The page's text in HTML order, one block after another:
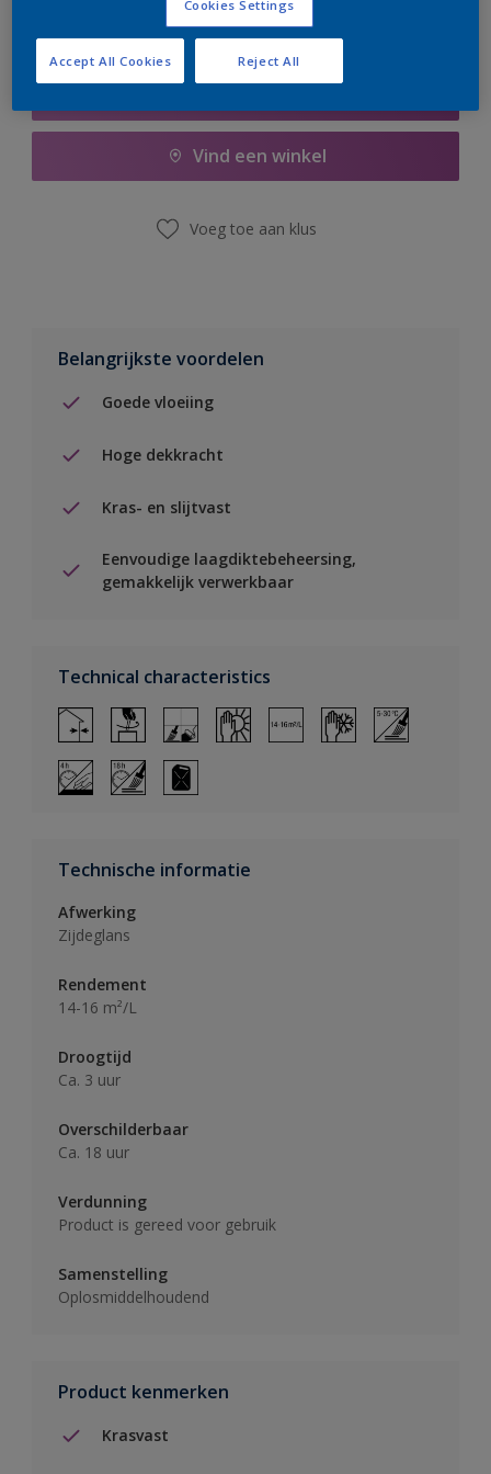
Vind een winkel
Voeg toe aan klus
Belangrijkste voordelen
Goede vloeiing
Hoge dekkracht
Kras- en slijtvast
Eenvoudige laagdiktebeheersing,
gemakkelijk verwerkbaar
Technical characteristics
Technische informatie
Afwerking
Zijdeglans
Rendement
14-16 m²/L
Droogtijd
Ca. 3 uur
Overschilderbaar
Ca. 18 uur
Verdunning
Product is gereed voor gebruik
Samenstelling
Oplosmiddelhoudend
Product kenmerken
Krasvast
Cookies Settings
Reject All
Accept All Cookies